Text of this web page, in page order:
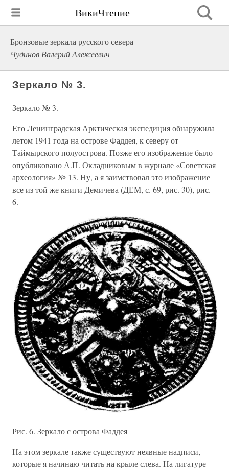
ВикиЧтение
Бронзовые зеркала русского севера
Чудинов Валерий Алексеевич
Зеркало № 3.
Зеркало № 3.
Его Ленинградская Арктическая экспедиция обнаружила
летом 1941 года на острове Фаддея, к северу от
Таймырского полуострова. Позже его изображение было
опубликовано А.П. Окладниковым в журнале «Советская
археология» № 13. Ну, а я заимствовал это изображение
все из той же книги Демичева (ДЕМ, с. 69, рис. 30), рис.
6.
Рис. 6. Зеркало с острова Фаддея
На этом зеркале также существуют неявные надписи,
которые я начинаю читать на крыле слева. На лигатуре